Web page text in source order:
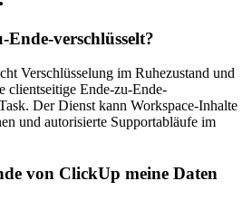
verschlüsselt?
Verschlüsselung im Ruhezustand und
clientseitige Ende-zu-Ende-
Der Dienst kann Workspace-Inhalte
und autorisierte Supportabläufe im
von ClickUp meine Daten